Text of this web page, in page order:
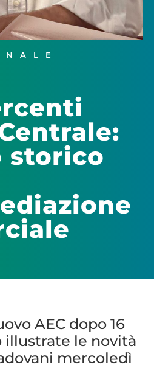
storico
AEC dopo 16
illustrate le novità
mercoledì